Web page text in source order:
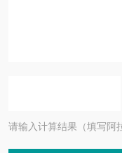
请输入计算结果（填写阿